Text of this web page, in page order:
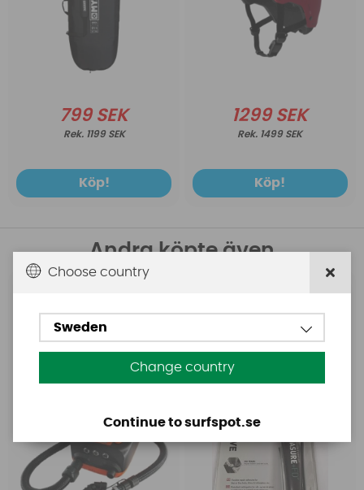
799 SEK
1199 SEK
Köp!
1299 SEK
1499 SEK
Köp!
Andra köpte även
Base Rechargeable
SUP Pump
Aquasure FD
Choose country
Sweden
Change country
Continue to surfspot.se